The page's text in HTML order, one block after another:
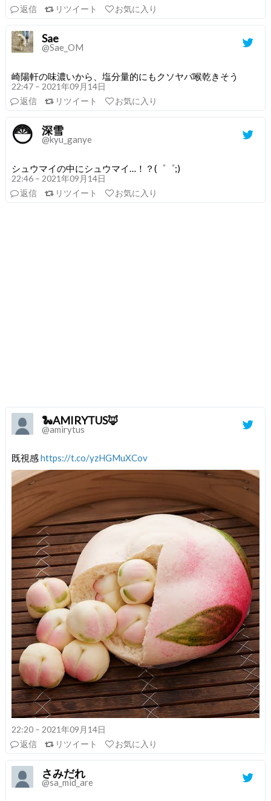
返信
リツイート お気に入り
Sae
@Sae_OM
崎陽軒の味濃いから、塩分量的にもクソヤバ喉乾きそう
22:47 – 2021年09月14日
返信
リツイート お気に入り
深雪
@kyu_ganye
シュウマイの中にシュウマイ…！？(゜゜;)
22:46 – 2021年09月14日
返信
リツイート お気に入り
🐍AMIRYTUS🦊
@amirytus
既視感https://t.co/yzHGMuXCov
22:20 – 2021年09月14日
返信
リツイート お気に入り
さみだれ
@sa_mid_are